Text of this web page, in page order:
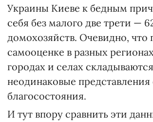
Украины Киеве к бедным
себя без малого две трети —
домохозяйств. Очевидно, что
самооценке в разных
городах и селах складываются
неодинаковые представления
благосостояния.
И тут впору сравнить эти